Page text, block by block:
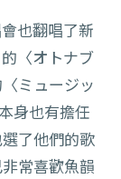
也翻唱了新
〈オトナブ
ミュージッ
身也有擔任
了他們的歌
常喜歡魚韻